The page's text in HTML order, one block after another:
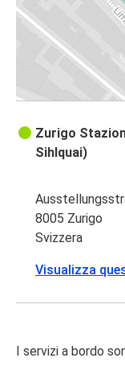
Zurigo
Sihlquai)
8005 Zurigo
Svizzera
Visualizza
I servizi a bordo